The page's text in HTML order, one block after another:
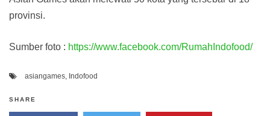
provinsi.
Sumber foto : https://www.facebook.com/RumahIndofood/
asiangames, Indofood
SHARE